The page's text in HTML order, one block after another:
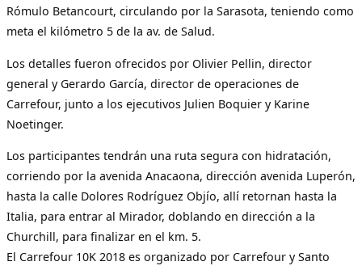
Rómulo Betancourt, circulando por la Sarasota, teniendo como
meta el kilómetro 5 de la av. de Salud.
Los detalles fueron ofrecidos por Olivier Pellin, director
general y Gerardo García, director de operaciones de
Carrefour, junto a los ejecutivos Julien Boquier y Karine
Noetinger.
Los participantes tendrán una ruta segura con hidratación,
corriendo por la avenida Anacaona, dirección avenida Luperón,
hasta la calle Dolores Rodríguez Objío, allí retornan hasta la
Italia, para entrar al Mirador, doblando en dirección a la
Churchill, para finalizar en el km. 5.
El Carrefour 10K 2018 es organizado por Carrefour y Santo